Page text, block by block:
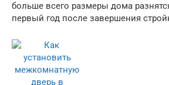
больше всего размеры дома
первый год после завершения